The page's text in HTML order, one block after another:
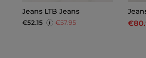
Jeans LTB Jeans
€52.15 €57.95